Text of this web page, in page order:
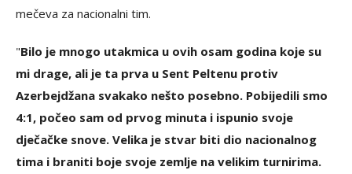
mečeva za nacionalni tim.
"Bilo je mnogo utakmica u ovih osam godina koje su
mi drage, ali je ta prva u Sent Peltenu protiv
Azerbejdžana svakako nešto posebno. Pobijedili smo
4:1, počeo sam od prvog minuta i ispunio svoje
dječačke snove. Velika je stvar biti dio nacionalnog
tima i braniti boje svoje zemlje na velikim turnirima.